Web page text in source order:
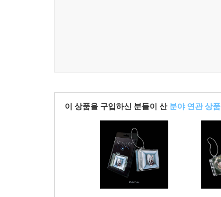
이 상품을 구입하신 분들이 산 분야 연관 상품